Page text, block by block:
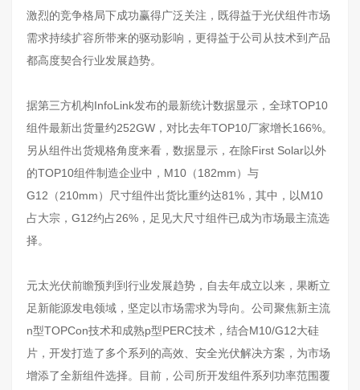
激烈的竞争格局下成功赢得广泛关注，既得益于光伏组件市场
需求持续扩容所带来的驱动影响，更得益于公司从技术到产品
都高度契合行业发展趋势。
据第三方机构InfoLink发布的最新统计数据显示，全球TOP10
组件最新出货量约252GW，对比去年TOP10厂家增长166%。
另从组件出货规格角度来看，数据显示，在除First Solar以外
的TOP10组件制造企业中，M10（182mm）与
G12（210mm）尺寸组件出货比重约达81%，其中，以M10
占大宗，G12约占26%，足见大尺寸组件已成为市场最主流选
择。
元太光伏前瞻预判到行业发展趋势，自去年成立以来，果断立
足新能源发电领域，坚定以市场需求为导向。公司聚焦新主流
n型TOPCon技术和成熟p型PERC技术，结合M10/G12大硅
片，开发打造了多个系列的高效、安全光伏解决方案，为市场
增添了全新组件选择。目前，公司所开发组件系列功率范围覆